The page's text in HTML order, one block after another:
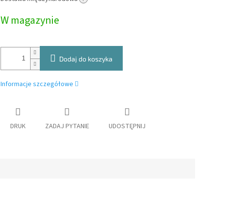
W magazynie
Dodaj do koszyka
Informacje szczegółowe
DRUK ZADAJ PYTANIE UDOSTĘPNIJ